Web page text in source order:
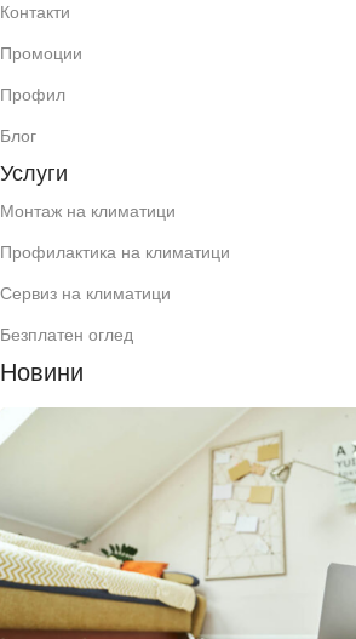
Контакти
Промоции
Профил
Блог
Услуги
Монтаж на климатици
Профилактика на климатици
Сервиз на климатици
Безплатен оглед
Новини